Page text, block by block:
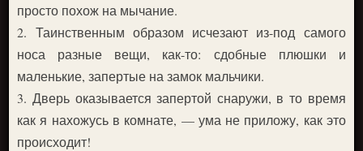
просто похож на мычание.
2. Таинственным образом исчезают из-под самого
носа разные вещи, как-то: сдобные плюшки и
маленькие, запертые на замок мальчики.
3. Дверь оказывается запертой снаружи, в то время
как я нахожусь в комнате, — ума не приложу, как это
происходит!